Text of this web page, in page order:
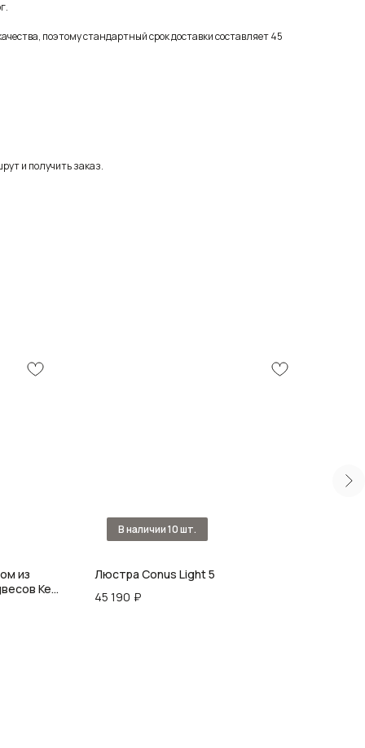
поэтому стандартный срок доставки составляет 45
и получить заказ.
из
Key
Люстра Conus Light 5
45 190 ₽